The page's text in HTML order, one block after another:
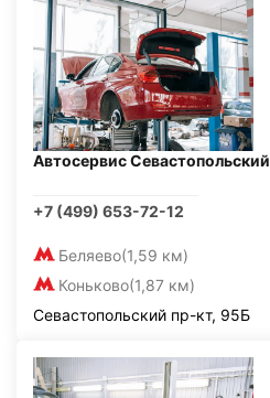
Автосервис Севастопольский
+7 (499) 653-72-12
Беляево(1,59 км)
Коньково(1,87 км)
Севастопольский пр-кт, 95Б